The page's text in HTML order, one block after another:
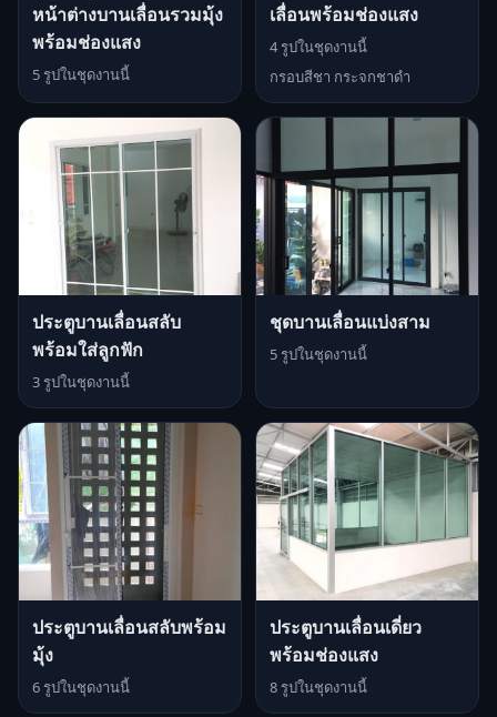
หน้าต่างบานเลื่อนรวมมุ้ง
พร้อมช่องแสง
5 รูปในชุดงานนี้
เลื่อนพร้อมช่องแสง
4 รูปในชุดงานนี้
กรอบสีชา กระจกชาดำ
ประตูบานเลื่อนสลับ
พร้อมใส่ลูกฟัก
3 รูปในชุดงานนี้
ชุดบานเลื่อนแบ่งสาม
5 รูปในชุดงานนี้
ประตูบานเลื่อนสลับพร้อม
มุ้ง
6 รูปในชุดงานนี้
ประตูบานเลื่อนเดี่ยว
พร้อมช่องแสง
8 รูปในชุดงานนี้